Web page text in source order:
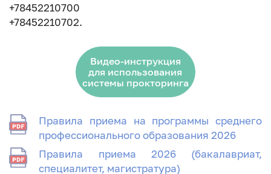
+78452210700
+78452210702.
Видео-инструкция
для использования
системы прокторинга
Правила приема на программы среднего
профессионального образования 2026
Правила приема 2026 (бакалавриат,
специалитет, магистратура)